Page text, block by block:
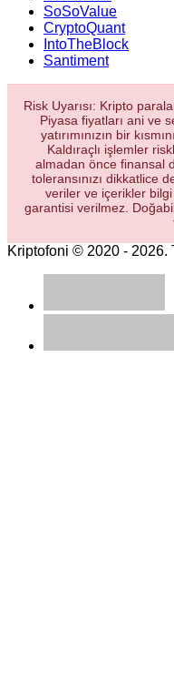
SoSoValue
CryptoQuant
IntoTheBlock
Santiment
Risk Uyarısı: Kripto
Piyasa fiyatları ani ve
yatırımınızın bir
Kaldıraçlı işlemler
almadan önce finansal
toleransınızı dikkatlice
veriler ve içerikler
garantisi verilmez.
Kriptofoni © 2020 - 2026.